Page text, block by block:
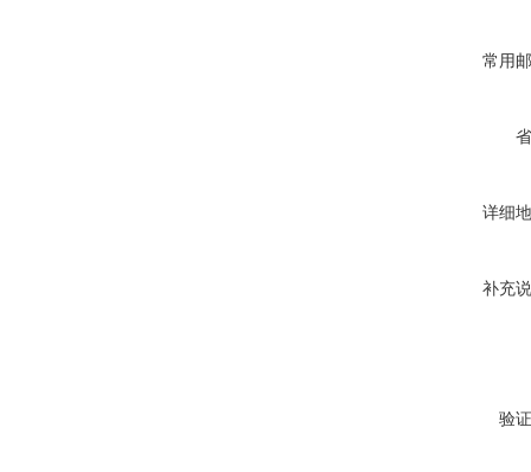
常用
详细
补充
验